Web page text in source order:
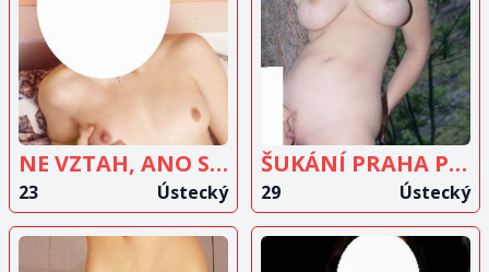
ZOBRAZIT
INZERÁT
NE VZTAH, ANO SEX
23 Ústecký
ZOBRAZIT
INZERÁT
ŠUKÁNÍ PRAHA PÁRY
29 Ústecký